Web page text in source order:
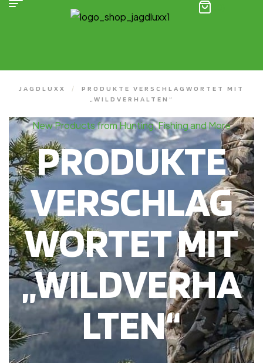
JAGDLUXX /
PRODUKTE VERSCHLAGWORTET MIT
„WILDVERHALTEN“
New Products from Hunting, Fishing and More
PRODUKTE
VERSCHLAG
WORTET MIT
„WILDVERHA
LTEN“